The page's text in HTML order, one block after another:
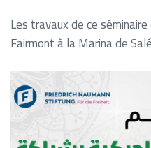
Les travaux de ce
Fairmont à la Marina de